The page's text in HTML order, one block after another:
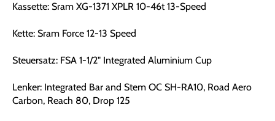
Kassette: Sram XG-1371 XPLR 10-46t 13-Speed
Kette: Sram Force 12-13 Speed
Steuersatz: FSA 1-1/2" Integrated Aluminium Cup
Lenker: Integrated Bar and Stem OC SH-RA10, Road Aero
Carbon, Reach 80, Drop 125